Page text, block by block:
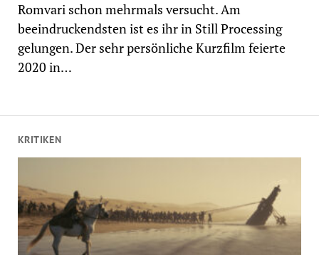
KRITIKEN
Romvari schon mehrmals versucht. Am
beeindruckendsten ist es ihr in Still Processing
gelungen. Der sehr persönliche Kurzfilm feierte
2020 in…